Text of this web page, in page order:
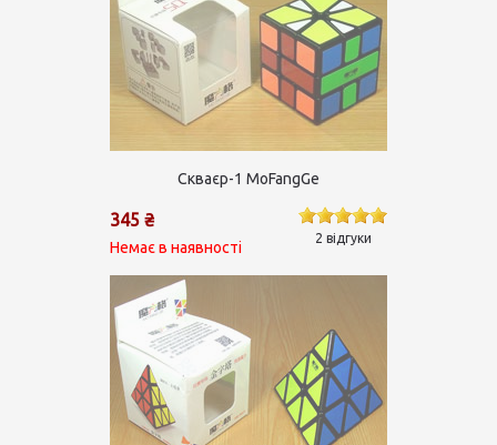
Скваєр-1 MoFangGe
345 ₴
Немає в наявності
2 відгуки